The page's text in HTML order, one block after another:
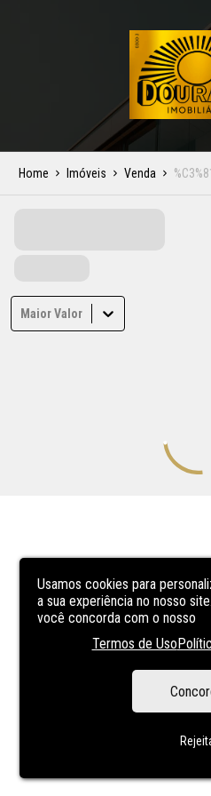
Usamos cookies para
a sua experiência no nosso
você concorda com o nosso
Termos de Uso
Home Imóveis Venda
Maior Valor